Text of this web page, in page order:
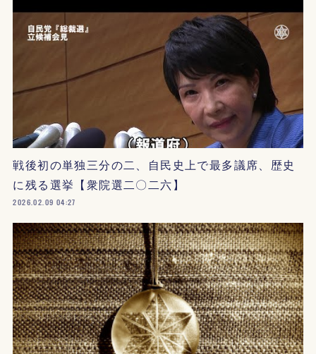
戦後初の単独三分の二、自民史上で最多議席、歴史
に残る選挙【衆院選二〇二六】
2026.02.09 04:27